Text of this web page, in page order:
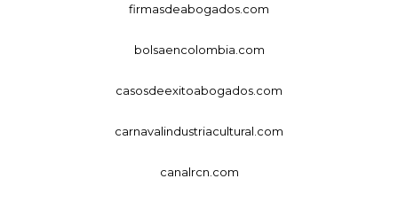
firmasdeabogados.com
bolsaencolombia.com
casosdeexitoabogados.com
carnavalindustriacultural.com
canalrcn.com